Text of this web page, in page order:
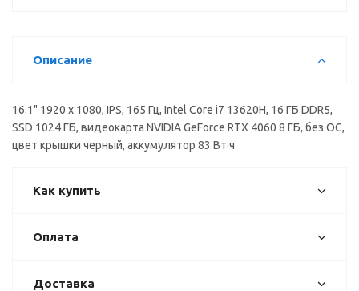
Описание
16.1" 1920 x 1080, IPS, 165 Гц, Intel Core i7 13620H, 16 ГБ DDR5,
SSD 1024 ГБ, видеокарта NVIDIA GeForce RTX 4060 8 ГБ, без ОС,
цвет крышки черный, аккумулятор 83 Вт·ч
Как купить
Оплата
Доставка